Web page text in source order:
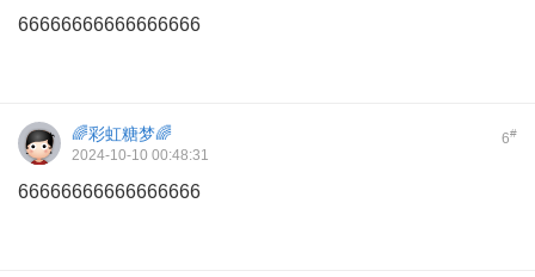
66666666666666666
6#
🌈彩虹糖梦🌈
2024-10-10 00:48:31
66666666666666666